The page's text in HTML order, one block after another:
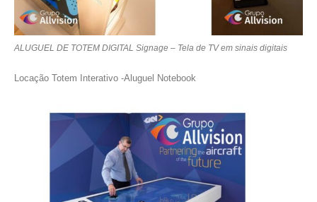
ALUGUEL DE TOTEM DIGITAL Signage – Tela de TV em sinais digitais
Locação Totem Interativo -Aluguel Notebook